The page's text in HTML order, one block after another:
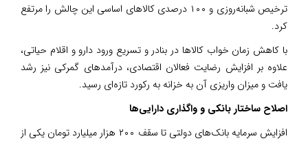
ترخیص شبانه‌روزی و ۱۰۰ درصدی کالاهای اساسی این چالش را مرتفع
کرد.
با کاهش زمان خواب کالاها در بنادر و تسریع ورود دارو و اقلام حیاتی،
علاوه بر افزایش رضایت فعالان اقتصادی، درآمدهای گمرکی نیز رشد
یافت و میزان واریزی آن به خزانه به رکورد تازه‌ای رسید.‌
اصلاح ساختار بانکی و واگذاری دارایی‌ها
افزایش سرمایه بانک‌های دولتی تا سقف ۲۰۰ هزار میلیارد تومان یکی از